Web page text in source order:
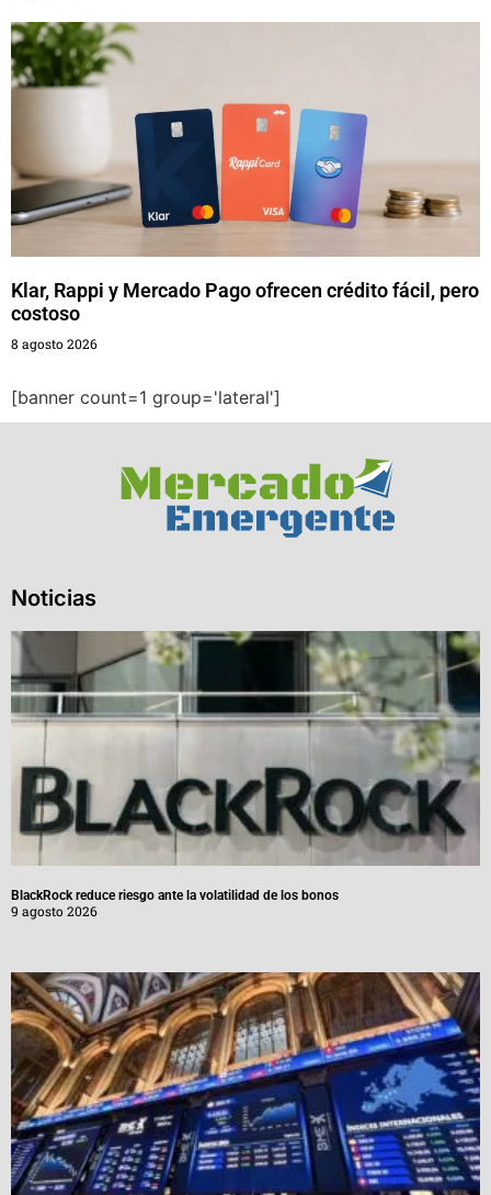
Klar, Rappi y Mercado Pago ofrecen crédito fácil, pero
costoso
8 agosto 2026
[banner count=1 group='lateral']
Noticias
BlackRock reduce riesgo ante la volatilidad de los bonos
9 agosto 2026